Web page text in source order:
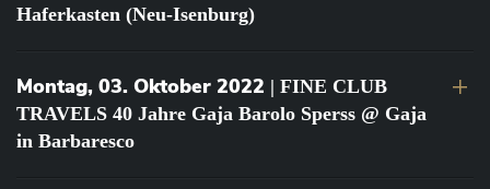
Haferkasten (Neu-Isenburg)
Montag, 03. Oktober 2022 | FINE CLUB
TRAVELS 40 Jahre Gaja Barolo Sperss @ Gaja
in Barbaresco